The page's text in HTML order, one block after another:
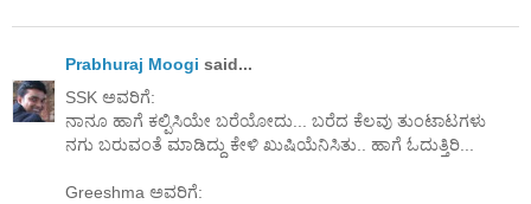
Prabhuraj Moogi said...
SSK ಅವರಿಗೆ:
ನಾನೂ ಹಾಗೆ ಕಲ್ಪಿಸಿಯೇ ಬರೆಯೋದು... ಬರೆದ ಕೆಲವು ತುಂಟಾಟಗಳು
ನಗು ಬರುವಂತೆ ಮಾಡಿದ್ದು ಕೇಳಿ ಖುಷಿಯೆನಿಸಿತು.. ಹಾಗೆ ಓದುತ್ತಿರಿ...
Greeshma ಅವರಿಗೆ: